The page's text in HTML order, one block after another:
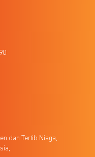
dan Tertib Niaga,